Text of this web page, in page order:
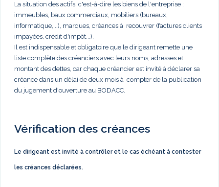
La situation des actifs, c'est-à-dire les biens de l'entreprise :
immeubles, baux commerciaux, mobiliers (bureaux,
informatique,...), marques, créances à recouvrer (factures clients
impayées, crédit d'impôt...).
Il est indispensable et obligatoire que le dirigeant remette une
liste complète des créanciers avec leurs noms, adresses et
montant des dettes, car chaque créancier est invité à déclarer sa
créance dans un délai de deux mois à compter de la publication
du jugement d'ouverture au BODACC.
Vérification des créances
Le dirigeant est invité à contrôler et le cas échéant à contester
les créances déclarées.